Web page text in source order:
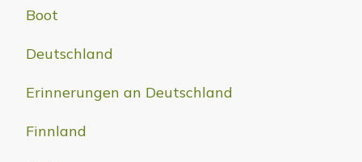
Boot
Deutschland
Erinnerungen an Deutschland
Finnland